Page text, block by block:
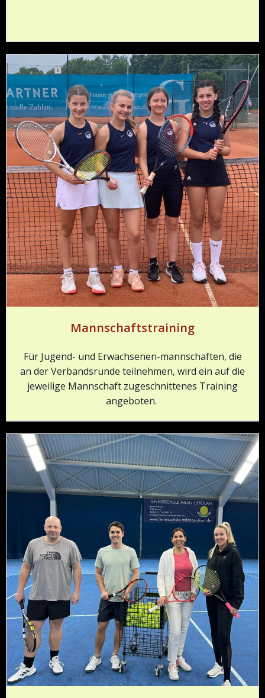
Mannschaftstraining
Für Jugend- und Erwachsenen-mannschaften, die
an der Verbandsrunde teilnehmen, wird ein auf die
jeweilige Mannschaft zugeschnittenes Training
angeboten.